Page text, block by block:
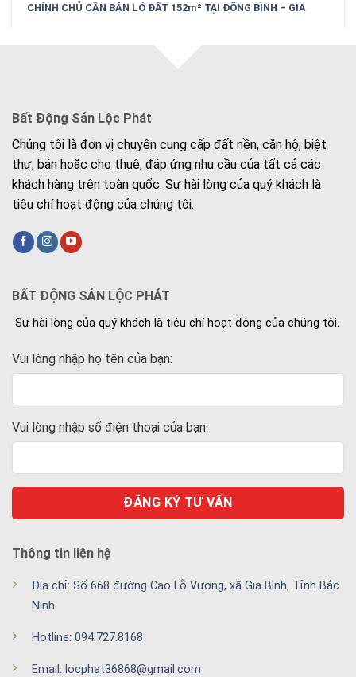
CHÍNH CHỦ CẦN BÁN LÔ ĐẤT 152m² TẠI ĐÔNG BÌNH – GIA
Bất Động Sản Lộc Phát
Chúng tôi là đơn vị chuyên cung cấp đất nền, căn hộ, biệt
thự, bán hoặc cho thuê, đáp ứng nhu cầu của tất cả các
khách hàng trên toàn quốc. Sự hài lòng của quý khách là
tiêu chí hoạt động của chúng tôi.
Thông tin liên hệ
Địa chỉ: Số 668 đường Cao Lỗ Vương, xã Gia Bình, Tỉnh Bắc
Ninh
Hotline: 094.727.8168
Email: locphat36868@gmail.com
BẤT ĐỘNG SẢN LỘC PHÁT
Sự hài lòng của quý khách là tiêu chí hoạt động của chúng tôi.
Vui lòng nhập họ tên của bạn:
Vui lòng nhập số điện thoại của bạn: